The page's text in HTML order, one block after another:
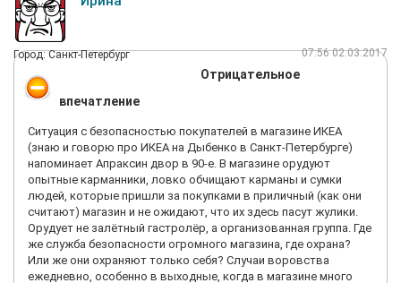
Город: Санкт-Петербург 07:56 02.03.2017
Отрицательное
впечатление
Ситуация с безопасностью покупателей в магазине ИКЕА
(знаю и говорю про ИКЕА на Дыбенко в Санкт-Петербурге)
напоминает Апраксин двор в 90-е. В магазине орудуют
опытные карманники, ловко обчищают карманы и сумки
людей, которые пришли за покупками в приличный (как они
считают) магазин и не ожидают, что их здесь пасут жулики.
Орудует не залётный гастролёр, а организованная группа. Где
же служба безопасности огромного магазина, где охрана?
Или же они охраняют только себя? Случаи воровства
ежедневно, особенно в выходные, когда в магазине много